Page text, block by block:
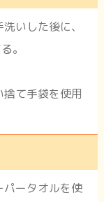
いした後に、
。
て手袋を使用
パータオルを使